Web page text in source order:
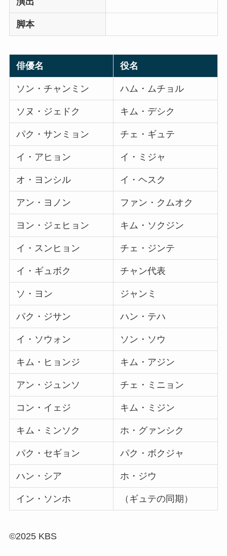
脚本
俳優名 役名
ソン・チャンミン ハム・ムチョル
ソヌ・ジェドク キム・デシク
パク・サンミョン チェ・ギュテ
イ・アヒョン イ・ミジャ
オ・ヨンシル イ・ヘスク
アン・ヨノン ファン・クムオク
ヨン・ジェヒョン キム・ソクジン
イ・スンヒョン チェ・ジンテ
イ・ギュボク チャン代表
ソ・ヨン ジャンミ
パク・ジサン ハン・テハ
イ・ソウォン ソン・ソウ
キム・ヒョンジ キム・アジン
アン・ジュンソ チェ・ミニョン
コン・イェジ キム・ミジン
キム・ミンソク ホ・グァンシク
パク・セギョン パク・ボクジャ
ハン・シア ホ・ジウ
イン・ソンホ （ギュテの同期）
©2025 KBS